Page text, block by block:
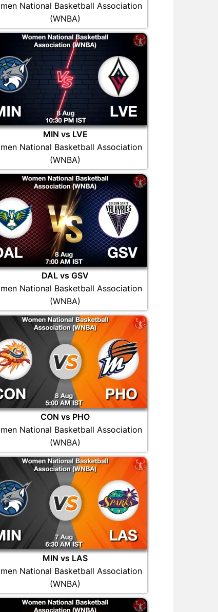
National Basketball Association
(WNBA)
MIN vs LVE
National Basketball Association
(WNBA)
DAL vs GSV
National Basketball Association
(WNBA)
CON vs PHO
National Basketball Association
(WNBA)
MIN vs LAS
National Basketball Association
(WNBA)